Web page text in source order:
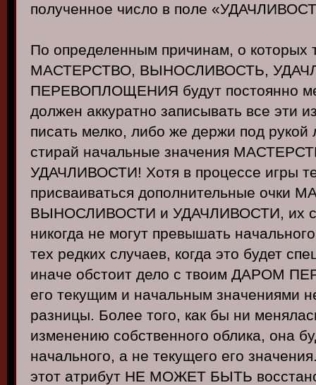
полученное число в поле
По определенным причинам, о которых
МАСТЕРСТВО, ВЫНОСЛИВОСТЬ,
ПЕРЕВОПЛОЩЕНИЯ будут постоянно
должен аккуратно записывать все эти
писать мелко, либо же держи под рукой
стирай начальные значения
УДАЧЛИВОСТИ! Хотя в процессе игры
присваиваться дополнительные очки
ВЫНОСЛИВОСТИ и УДАЧЛИВОСТИ, их
никогда не могут превышать
тех редких случаев, когда это будет
иначе обстоит дело с твоим ДАРОМ
его текущим и начальным значениями
разницы. Более того, как бы ни
изменению собственного облика, она
начального, а не текущего его
этот атрибут НЕ МОЖЕТ БЫТЬ